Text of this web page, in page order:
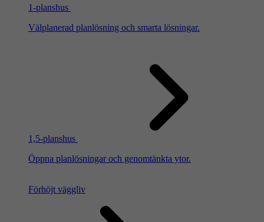
1-planshus
Välplanerad planlösning och smarta lösningar.
1,5-planshus
Öppna planlösningar och genomtänkta ytor.
Förhöjt väggliv